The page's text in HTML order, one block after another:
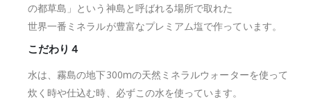
の都草島」という神島と呼ばれる場所で取れた
世界一番ミネラルが豊富なプレミアム塩で作っています。
こだわり４
水は、霧島の地下300mの天然ミネラルウォーターを使って
炊く時や仕込む時、必ずこの水を使っています。